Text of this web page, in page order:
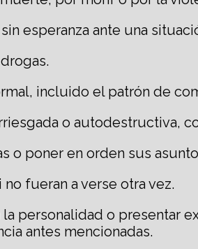
esperanza ante una
incluido el patrón de
o autodestructiva,
o poner en orden sus
fueran a verse otra vez.
personalidad o presentar
antes mencionadas.